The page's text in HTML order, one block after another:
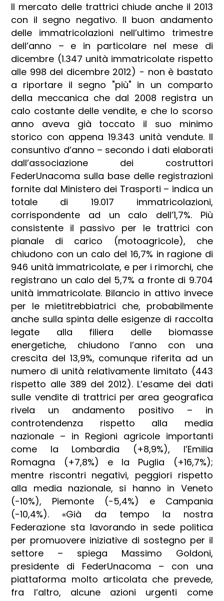
Il mercato delle trattrici chiude anche il 2013
con il segno negativo. Il buon andamento
delle immatricolazioni nell’ultimo trimestre
dell’anno – e in particolare nel mese di
dicembre (1.347 unità immatricolate rispetto
alle 998 del dicembre 2012) - non è bastato
a riportare il segno "più" in un comparto
della meccanica che dal 2008 registra un
calo costante delle vendite, e che lo scorso
anno aveva già toccato il suo minimo
storico con appena 19.343 unità vendute. Il
consuntivo d’anno – secondo i dati elaborati
dall’associazione dei costruttori
FederUnacoma sulla base delle registrazioni
fornite dal Ministero dei Trasporti – indica un
totale di 19.017 immatricolazioni,
corrispondente ad un calo dell’1,7%. Più
consistente il passivo per le trattrici con
pianale di carico (motoagricole), che
chiudono con un calo del 16,7% in ragione di
946 unità immatricolate, e per i rimorchi, che
registrano un calo del 5,7% a fronte di 9.704
unità immatricolate. Bilancio in attivo invece
per le mietitrebbiatrici che, probabilmente
anche sulla spinta delle esigenze di raccolta
legate alla filiera delle biomasse
energetiche, chiudono l’anno con una
crescita del 13,9%, comunque riferita ad un
numero di unità relativamente limitato (443
rispetto alle 389 del 2012). L’esame dei dati
sulle vendite di trattrici per area geografica
rivela un andamento positivo – in
controtendenza rispetto alla media
nazionale – in Regioni agricole importanti
come la Lombardia (+8,9%), l’Emilia
Romagna (+7,8%) e la Puglia (+16,7%);
mentre riscontri negativi, peggiori rispetto
alla media nazionale, si hanno in Veneto
(-10%), Piemonte (-5,4%) e Campania
(-10,4%). «Già da tempo la nostra
Federazione sta lavorando in sede politica
per promuovere iniziative di sostegno per il
settore – spiega Massimo Goldoni,
presidente di FederUnacoma – con una
piattaforma molto articolata che prevede,
fra l’altro, alcune azioni urgenti come